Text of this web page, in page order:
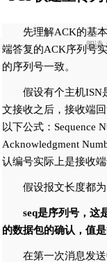
阅读
先理解ACK的基
端答复的ACK序列号
的序列号一致。
假设有个主机ISN
文接收之后，接收端
以下公式：Sequence
Acknowledgment
认编号实际上是接收
假设报文长度都
seq是序列号，这
的数据包的确认，值
在第一次消息发